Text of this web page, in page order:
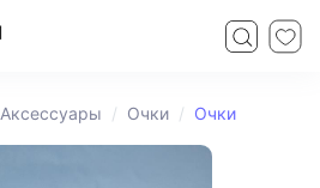
Аксессуары Очки Очки